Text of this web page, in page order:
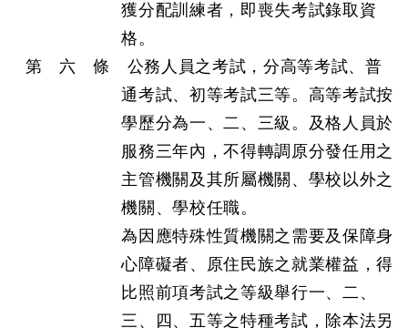
獲分配訓練者，即喪失考試錄取資
格。
第 六 條 公務人員之考試，分高等考試、普
通考試、初等考試三等。高等考試按
學歷分為一、二、三級。及格人員於
服務三年內，不得轉調原分發任用之
主管機關及其所屬機關、學校以外之
機關、學校任職。
為因應特殊性質機關之需要及保障身
心障礙者、原住民族之就業權益，得
比照前項考試之等級舉行一、二、
三、四、五等之特種考試，除本法另